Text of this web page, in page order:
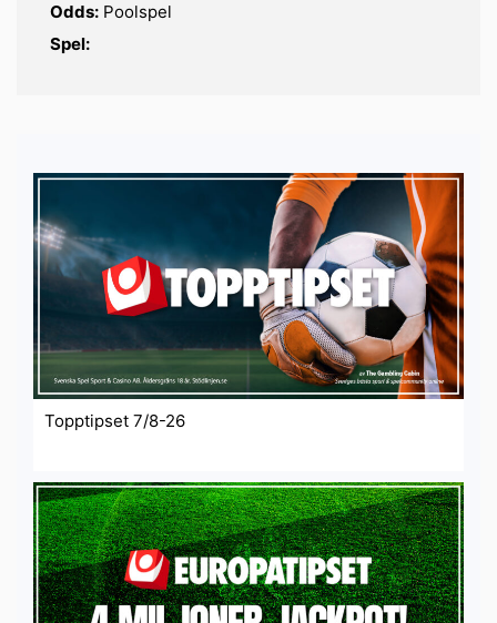
Odds: Poolspel
Spel:
Topptipset 7/8-26